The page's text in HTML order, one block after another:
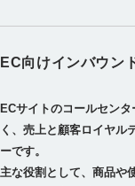
EC向けインバウン
ECサイトのコールセン
く、売上と顧客ロイヤル
ーです。
主な役割として、商品や